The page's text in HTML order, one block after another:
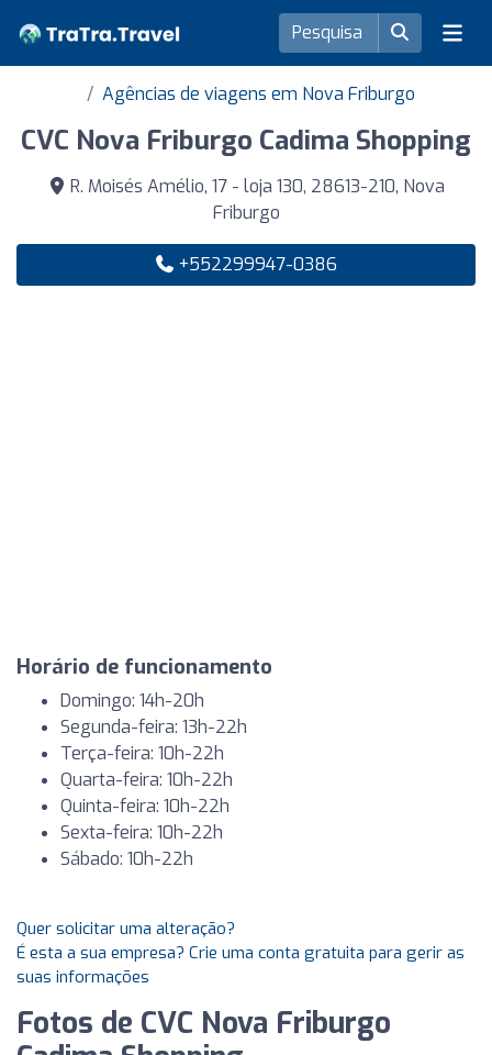
Agências de viagens em Nova Friburgo
CVC Nova Friburgo Cadima Shopping
R. Moisés Amélio, 17 - loja 130, 28613-210, Nova
Friburgo
+552299947-0386
Horário de funcionamento
Domingo: 14h-20h
Segunda-feira: 13h-22h
Terça-feira: 10h-22h
Quarta-feira: 10h-22h
Quinta-feira: 10h-22h
Sexta-feira: 10h-22h
Sábado: 10h-22h
Quer solicitar uma alteração?
É esta a sua empresa? Crie uma conta gratuita para gerir as
suas informações
Fotos de CVC Nova Friburgo